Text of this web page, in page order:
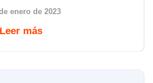
enero de 2023
Leer más